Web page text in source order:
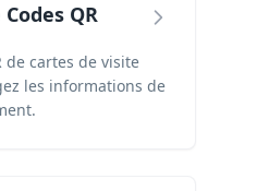
QR
de cartes de visite
les informations de